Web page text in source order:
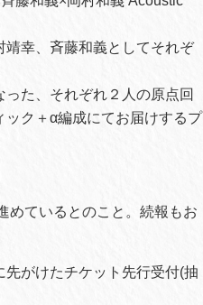
幸、斉藤和義としてそれぞ
た、それぞれ２人の原点回
ク＋α編成にてお届けするプ
めているとのこと。続報もお
がけたチケット先行受付(抽